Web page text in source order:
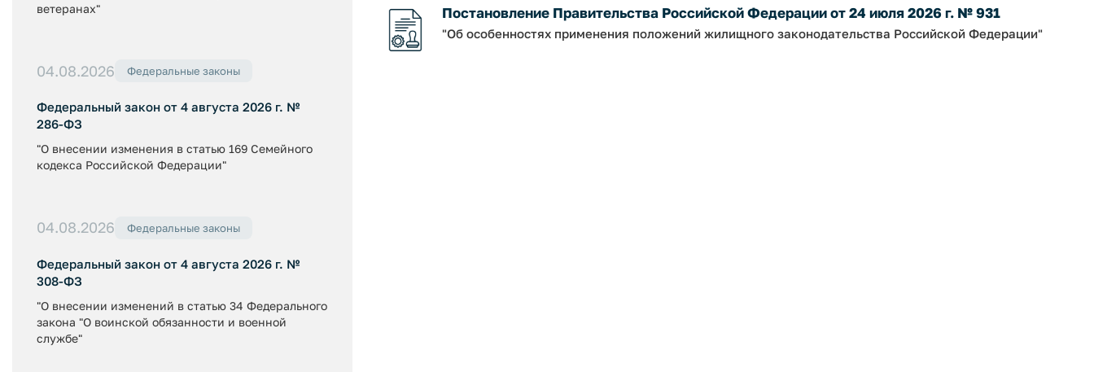
ветеранах"
04.08.2026 Федеральные законы
Федеральный закон от 4 августа 2026 г. №
286-ФЗ
"О внесении изменения в статью 169 Семейного
кодекса Российской Федерации"
04.08.2026 Федеральные законы
Федеральный закон от 4 августа 2026 г. №
308-ФЗ
"О внесении изменений в статью 34 Федерального
закона "О воинской обязанности и военной
службе"
Постановление Правительства Российской Федерации от 24 июля 2026 г. № 931
"Об особенностях применения положений жилищного законодательства Российской Федерации"